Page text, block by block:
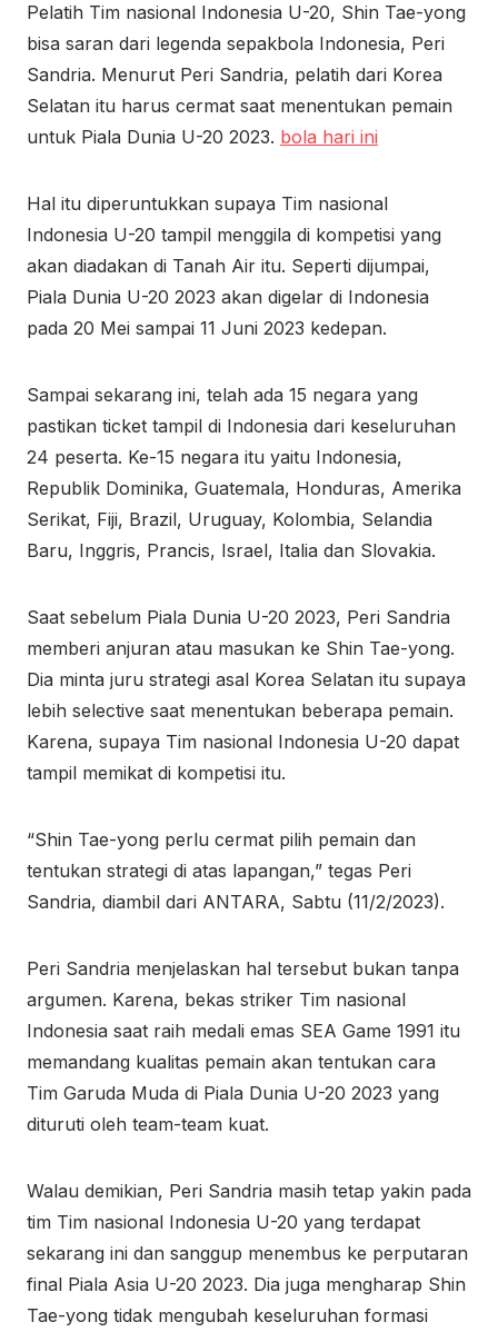
Pelatih Tim nasional Indonesia U-20, Shin Tae-yong
bisa saran dari legenda sepakbola Indonesia, Peri
Sandria. Menurut Peri Sandria, pelatih dari Korea
Selatan itu harus cermat saat menentukan pemain
untuk Piala Dunia U-20 2023. bola hari ini
Hal itu diperuntukkan supaya Tim nasional
Indonesia U-20 tampil menggila di kompetisi yang
akan diadakan di Tanah Air itu. Seperti dijumpai,
Piala Dunia U-20 2023 akan digelar di Indonesia
pada 20 Mei sampai 11 Juni 2023 kedepan.
Sampai sekarang ini, telah ada 15 negara yang
pastikan ticket tampil di Indonesia dari keseluruhan
24 peserta. Ke-15 negara itu yaitu Indonesia,
Republik Dominika, Guatemala, Honduras, Amerika
Serikat, Fiji, Brazil, Uruguay, Kolombia, Selandia
Baru, Inggris, Prancis, Israel, Italia dan Slovakia.
Saat sebelum Piala Dunia U-20 2023, Peri Sandria
memberi anjuran atau masukan ke Shin Tae-yong.
Dia minta juru strategi asal Korea Selatan itu supaya
lebih selective saat menentukan beberapa pemain.
Karena, supaya Tim nasional Indonesia U-20 dapat
tampil memikat di kompetisi itu.
“Shin Tae-yong perlu cermat pilih pemain dan
tentukan strategi di atas lapangan,” tegas Peri
Sandria, diambil dari ANTARA, Sabtu (11/2/2023).
Peri Sandria menjelaskan hal tersebut bukan tanpa
argumen. Karena, bekas striker Tim nasional
Indonesia saat raih medali emas SEA Game 1991 itu
memandang kualitas pemain akan tentukan cara
Tim Garuda Muda di Piala Dunia U-20 2023 yang
dituruti oleh team-team kuat.
Walau demikian, Peri Sandria masih tetap yakin pada
tim Tim nasional Indonesia U-20 yang terdapat
sekarang ini dan sanggup menembus ke perputaran
final Piala Asia U-20 2023. Dia juga mengharap Shin
Tae-yong tidak mengubah keseluruhan formasi